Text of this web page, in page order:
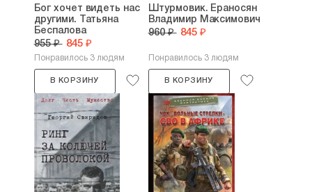
Бог хочет видеть нас
другими. Татьяна
Беспалова
955 ₽ 845 ₽
Понравилось 3 людям
В КОРЗИНУ
Штурмовик. Ераносян
Владимир Максимович
960 ₽ 845 ₽
Понравилось 3 людям
В КОРЗИНУ